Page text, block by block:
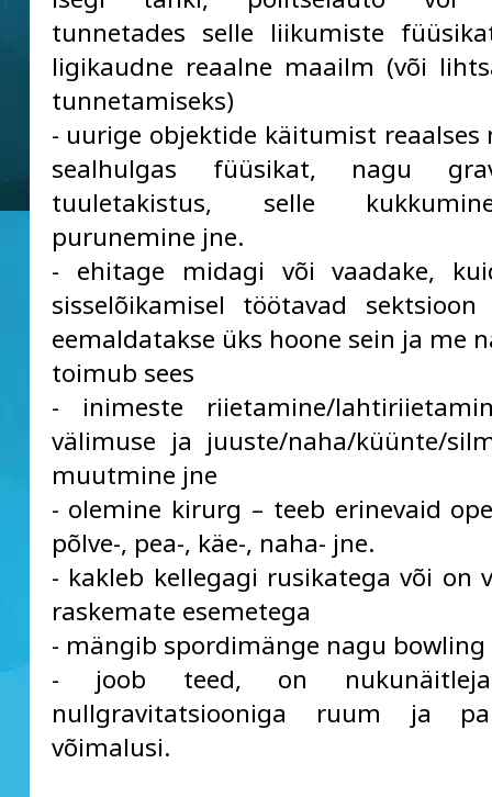
tunnetades selle liikumiste
ligikaudne reaalne maailm (või
tunnetamiseks)
- uurige objektide käitumist reaalses
sealhulgas füüsikat, nagu
tuuletakistus, selle
purunemine jne.
- ehitage midagi või vaadake,
sisselõikamisel töötavad
eemaldatakse üks hoone sein ja me
toimub sees
- inimeste riietamine/
välimuse ja juuste/naha/küünte/
muutmine jne
- olemine kirurg – teeb erinevaid
põlve-, pea-, käe-, naha- jne.
- kakleb kellegagi rusikatega või on
raskemate esemetega
- mängib spordimänge nagu bowling
- joob teed, on
nullgravitatsiooniga ruum ja
võimalusi.